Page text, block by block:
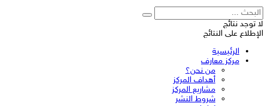
لا توجد نتائج
الإطلاع على النتائج
الرئيسية
مركز معارف
من نحن؟
أهداف المركز
مشاريع المركز
شروط النشر